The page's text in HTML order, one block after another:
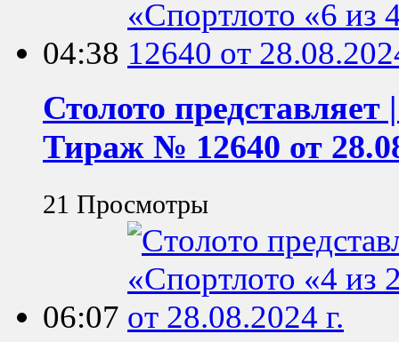
04:38
Столото представляет
Тираж № 12640 от
21 Просмотры
06:07